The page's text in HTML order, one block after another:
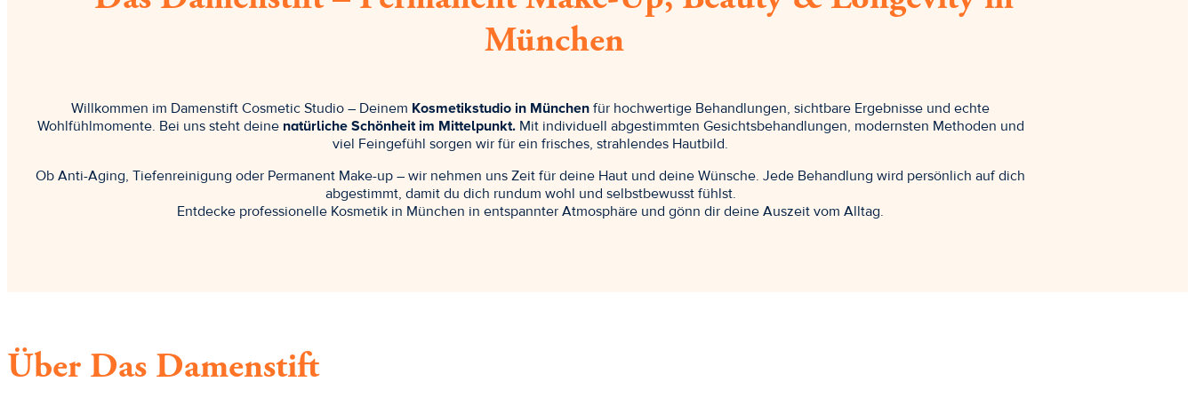
München
Willkommen im Damenstift Cosmetic Studio – Deinem Kosmetikstudio in München für hochwertige Behandlungen, sichtbare Ergebnisse und echte
Wohlfühlmomente. Bei uns steht deine natürliche Schönheit im Mittelpunkt.Mit individuell abgestimmten Gesichtsbehandlungen, modernsten Methoden und
viel Feingefühl sorgen wir für ein frisches, strahlendes Hautbild.
Ob Anti-Aging, Tiefenreinigung oder Permanent Make-up – wir nehmen uns Zeit für deine Haut und deine Wünsche. Jede Behandlung wird persönlich auf dich
abgestimmt, damit du dich rundum wohl und selbstbewusst fühlst.
Entdecke professionelle Kosmetik in München in entspannter Atmosphäre und gönn dir deine Auszeit vom Alltag.
Über Das Damenstift